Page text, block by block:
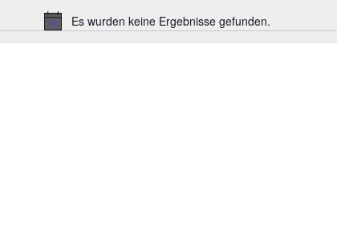
Hinweis
Es wurden keine Ergebnisse gefunden.